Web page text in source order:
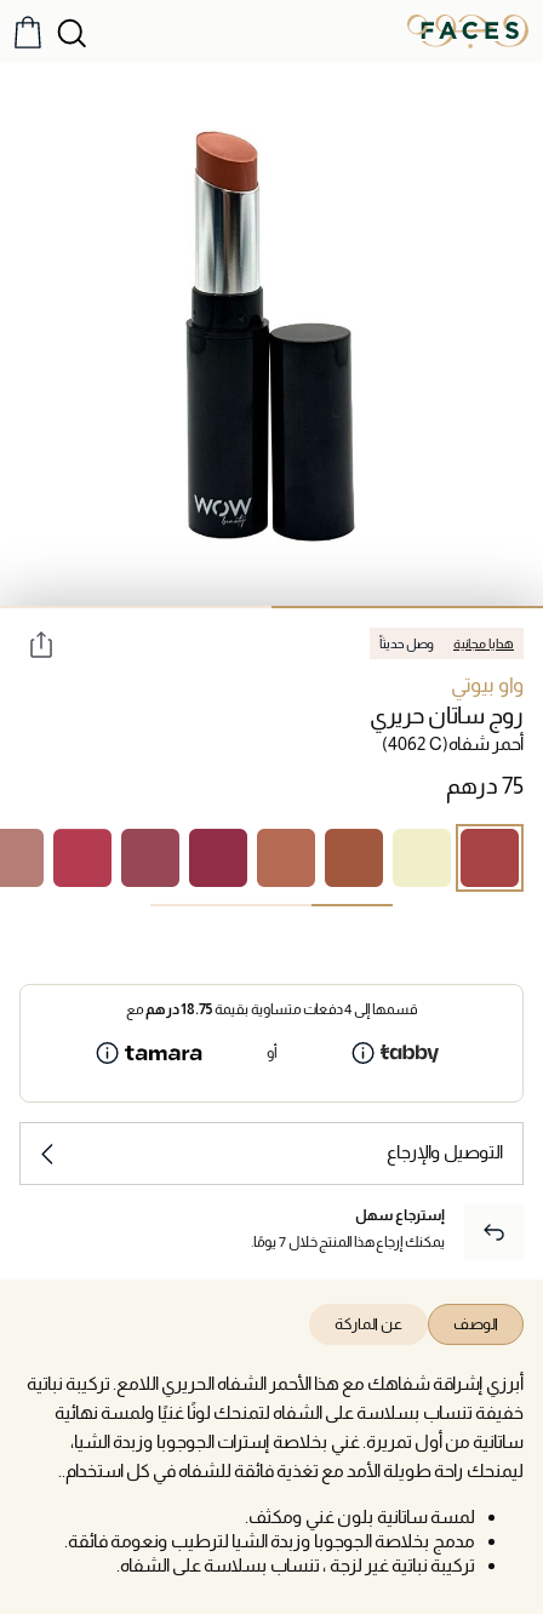
هدايا مجانية وصل حديثاً
واو بيوتي
روج ساتان حريري
أحمر شفاه(4062 C)
قسمها إلى 4 دفعات متساوية بقيمة 18.75درهممع
أو
التوصيل والإرجاع
إسترجاع سهل
يمكنك إرجاع هذا المنتج خلال 7 يومًا.
الوصف عن الماركة
أبرزي إشراقة شفاهك مع هذا الأحمر الشفاه الحريري اللامع. تركيبة نباتية
خفيفة تنساب بسلاسة على الشفاه لتمنحك لونًا غنيًا ولمسة نهائية
ساتانية من أول تمريرة. غني بخلاصة إسترات الجوجوبا وزبدة الشيا،
ليمنحك راحة طويلة الأمد مع تغذية فائقة للشفاه في كل استخدام..
لمسة ساتانية بلون غني ومكثف.
مدمج بخلاصة الجوجوبا وزبدة الشيا لترطيب ونعومة فائقة.
تركيبة نباتية غير لزجة ، تنساب بسلاسة على الشفاه.